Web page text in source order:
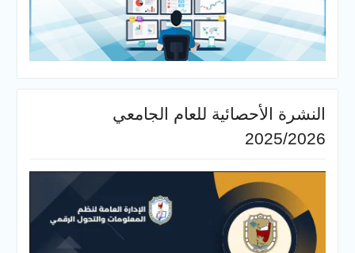
النشرة الأحصائية للعام الجامعي
2025/2026